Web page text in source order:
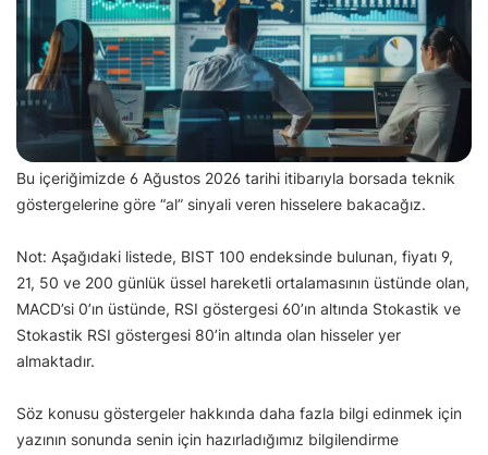
Bu içeriğimizde 6 Ağustos 2026 tarihi itibarıyla borsada teknik
göstergelerine göre “al” sinyali veren hisselere bakacağız.
Not: Aşağıdaki listede, BIST 100 endeksinde bulunan, fiyatı 9,
21, 50 ve 200 günlük üssel hareketli ortalamasının üstünde olan,
MACD’si 0’ın üstünde, RSI göstergesi 60’ın altında Stokastik ve
Stokastik RSI göstergesi 80’in altında olan hisseler yer
almaktadır.
Söz konusu göstergeler hakkında daha fazla bilgi edinmek için
yazının sonunda senin için hazırladığımız bilgilendirme